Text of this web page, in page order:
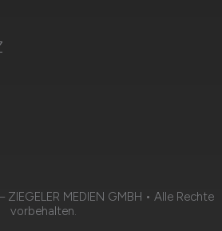
ZIEGELER MEDIEN GMBH • Alle Rechte
vorbehalten.